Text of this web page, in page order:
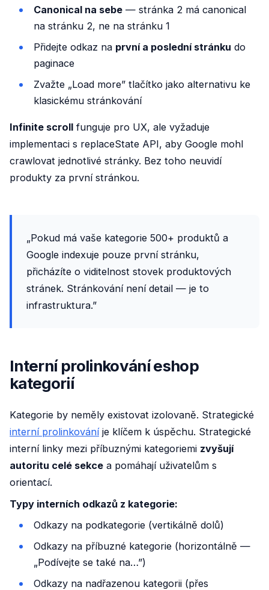
Canonical na sebe — stránka 2 má canonical
na stránku 2, ne na stránku 1
Přidejte odkaz na první a poslední stránku do
paginace
Zvažte „Load more” tlačítko jako alternativu ke
klasickému stránkování
Infinite scroll funguje pro UX, ale vyžaduje
implementaci s replaceState API, aby Google mohl
crawlovat jednotlivé stránky. Bez toho neuvidí
produkty za první stránkou.
„Pokud má vaše kategorie 500+ produktů a
Google indexuje pouze první stránku,
přicházíte o viditelnost stovek produktových
stránek. Stránkování není detail — je to
infrastruktura.”
Interní prolinkování eshop
kategorií
Kategorie by neměly existovat izolovaně. Strategické
interní prolinkováníje klíčem k úspěchu. Strategické
interní linky mezi příbuznými kategoriemi zvyšují
autoritu celé sekce a pomáhají uživatelům s
orientací.
Typy interních odkazů z kategorie:
Odkazy na podkategorie (vertikálně dolů)
Odkazy na příbuzné kategorie (horizontálně —
„Podívejte se také na…”)
Odkazy na nadřazenou kategorii (přes